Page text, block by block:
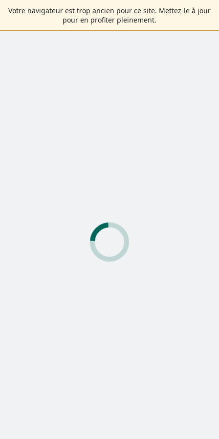
Votre navigateur est trop ancien pour ce site. Mettez-le à jour
pour en profiter pleinement.